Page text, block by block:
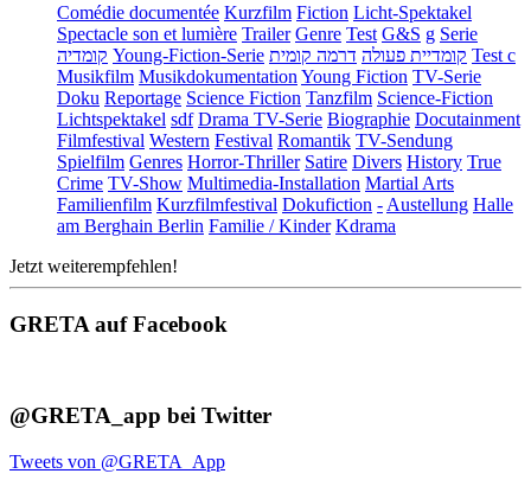
Comédie documentée Kurzfilm Fiction Licht-Spektakel
Spectacle son et lumière Trailer Genre Test G&S g Serie
קומדיה Young-Fiction-Serie קומדיית פעולה דרמה קומית
Test c
Musikfilm Musikdokumentation Young Fiction TV-Serie
Doku Reportage Science Fiction Tanzfilm Science-Fiction
Lichtspektakel sdf Drama TV-Serie Biographie Docutainment
Filmfestival Western Festival Romantik TV-Sendung
Spielfilm Genres Horror-Thriller Satire Divers History True
Crime TV-Show Multimedia-Installation Martial Arts
Familienfilm Kurzfilmfestival Dokufiction - Austellung Halle
am Berghain Berlin Familie / Kinder Kdrama
Jetzt weiterempfehlen!
GRETA auf Facebook
@GRETA_app bei Twitter
Tweets von @GRETA_App